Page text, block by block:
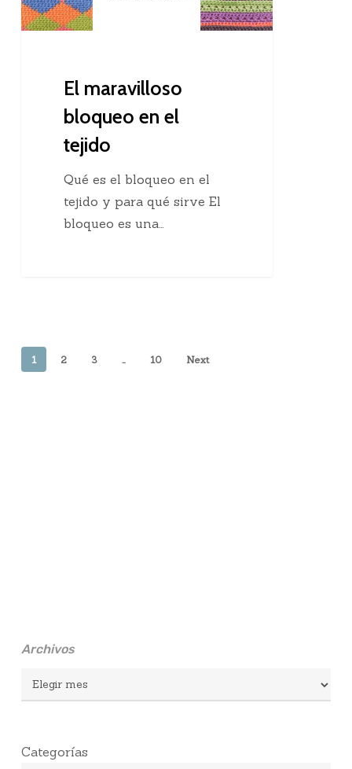
tejido
El maravilloso
bloqueo en el
tejido
Qué es el bloqueo en el
tejido y para qué sirve El
bloqueo es una…
1 2 3 … 10 Next
Archivos
Archivos
Categorías